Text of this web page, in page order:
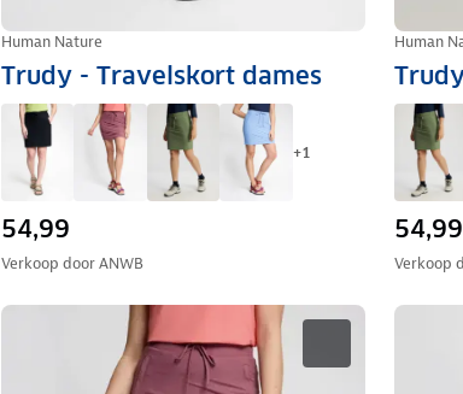
Human Nature
Trudy - Travelskort dames
+1
54,99
Verkoop doorANWB
Human
54,99
Verkoop